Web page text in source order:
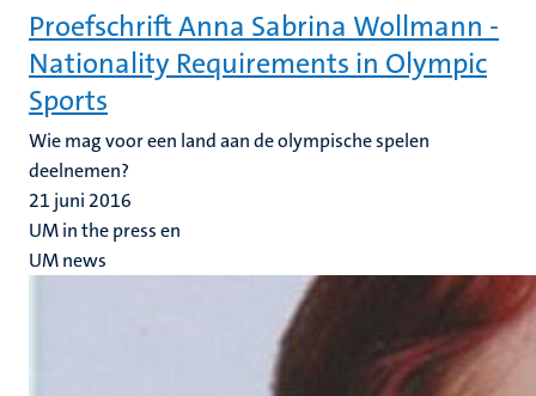
Proefschrift Anna Sabrina Wollmann -
Nationality Requirements in Olympic
Sports
Wie mag voor een land aan de olympische spelen
deelnemen?
21 juni 2016
UM in the press en
UM news